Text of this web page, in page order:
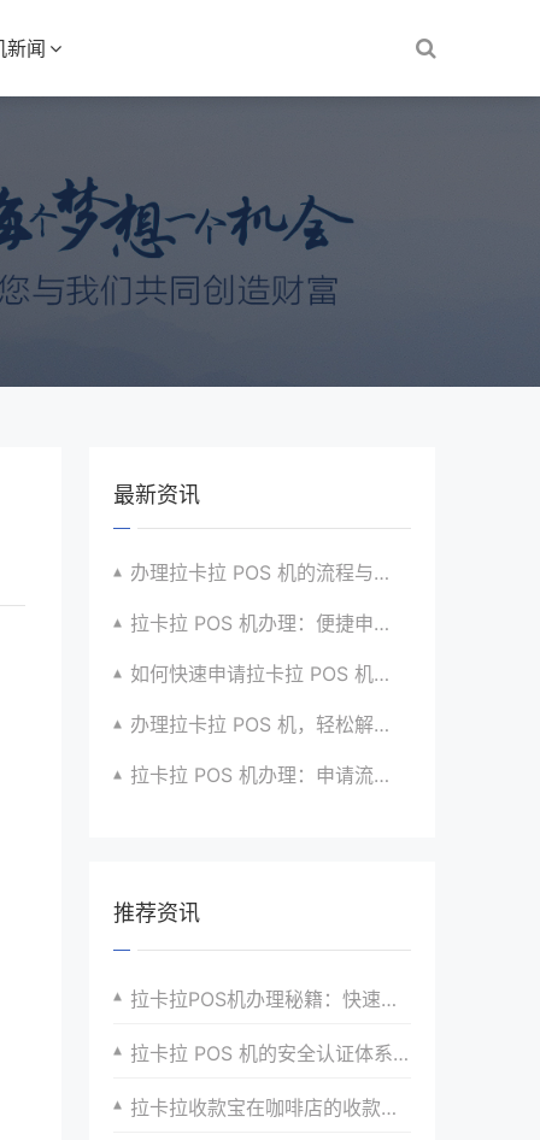
新闻
最新资讯
办理拉卡拉 POS 机的流程与技巧总结大公开
拉卡拉 POS 机办理：便捷申请，快速到账超安心
如何快速申请拉卡拉 POS 机？经验分享超有用
办理拉卡拉 POS 机，轻松解决收款难题的办法
拉卡拉 POS 机办理：申请流程简化版来袭
推荐资讯
拉卡拉POS机办理秘籍：快速通过审核的秘诀
拉卡拉 POS 机的安全认证体系深度解读​
拉卡拉收款宝在咖啡店的收款应用场景